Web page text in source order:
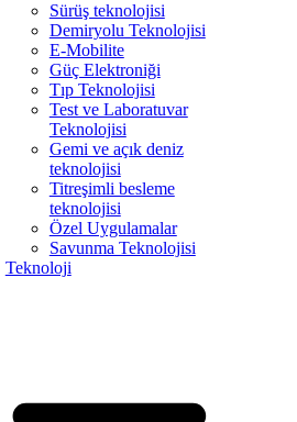
Sürüş teknolojisi
Demiryolu Teknolojisi
E-Mobilite
Güç Elektroniği
Tıp Teknolojisi
Test ve Laboratuvar
Teknolojisi
Gemi ve açık deniz
teknolojisi
Titreşimli besleme
teknolojisi
Özel Uygulamalar
Savunma Teknolojisi
Teknoloji